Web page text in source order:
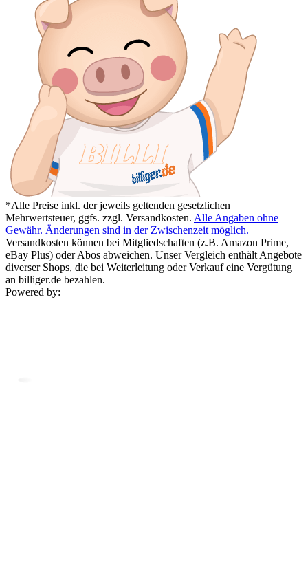
*Alle Preise inkl. der jeweils geltenden gesetzlichen
Mehrwertsteuer, ggfs. zzgl. Versandkosten. Alle Angaben ohne
Gewähr. Änderungen sind in der Zwischenzeit möglich.
Versandkosten können bei Mitgliedschaften (z.B. Amazon Prime,
eBay Plus) oder Abos abweichen. Unser Vergleich enthält Angebote
diverser Shops, die bei Weiterleitung oder Verkauf eine Vergütung
an billiger.de bezahlen.
Powered by: